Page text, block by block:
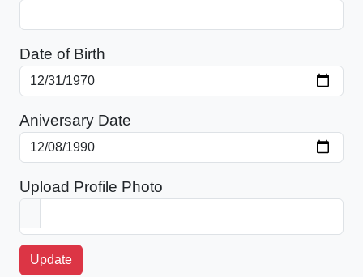
Date of Birth
Aniversary Date
Upload Profile Photo
Update